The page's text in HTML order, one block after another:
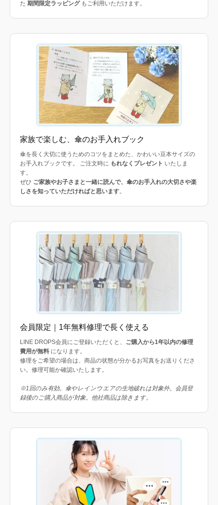
た 期間限定ラッピングもご利用いただけます。
家族で楽しむ、傘のお手入れブック
傘を長く大切に使うためのコツをまとめた、かわいい豆本サイズの
お手入れブックです。 ご注文時に もれなくプレゼント いたしま
す。
ぜひ ご家族やお子さまと一緒に読んで、傘のお手入れの大切さや楽
しさを知っていただければと思います。
会員限定｜1年無料修理で長く使える
LINE DROPS会員にご登録いただくと、 ご購入から1年以内の修理
費用が無料 になります。
修理をご希望の場合は、商品の状態が分かるお写真をお送りくださ
い。修理可能か確認いたします。
※1回のみ有効。傘やレインウエアの生地破れは対象外。会員登
録後のご購入商品が対象。他社商品は除きます。